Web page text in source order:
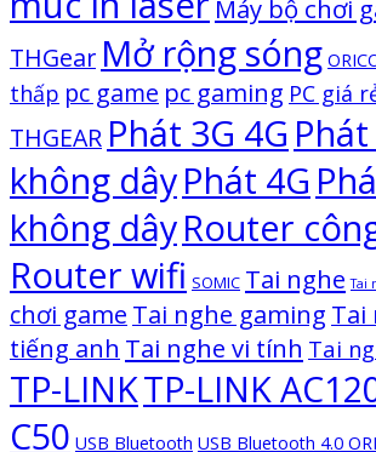
Máy bộ chơi
THGear Mở rộng sóng
thấp pc game pc gaming PC giá
THGEAR Phát 3G 4G Phát
không dâyPhát 4G
không dâyRouter
Router wifi SOMIC Tai nghe Tai
chơi game Tai nghe gaming Tai
tiếng anh Tai nghe vi tính Tai
TP-LINKTP-LINK
C50 USB Bluetooth USB Bluetooth 4.0